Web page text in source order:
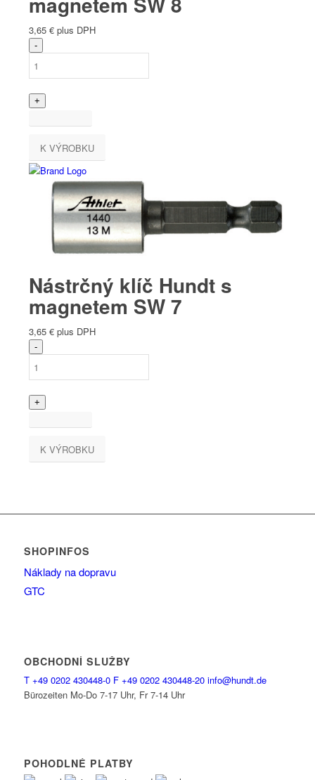
3,65 € plus DPH
K VÝROBKU
Nástrčný klíč Hundt s
magnetem SW 7
3,65 € plus DPH
K VÝROBKU
SHOPINFOS
Náklady na dopravu
GTC
OBCHODNÍ SLUŽBY
T +49 0202 430448-0 F +49 0202 430448-20 info@hundt.de
Bürozeiten Mo-Do 7-17 Uhr, Fr 7-14 Uhr
POHODLNÉ PLATBY